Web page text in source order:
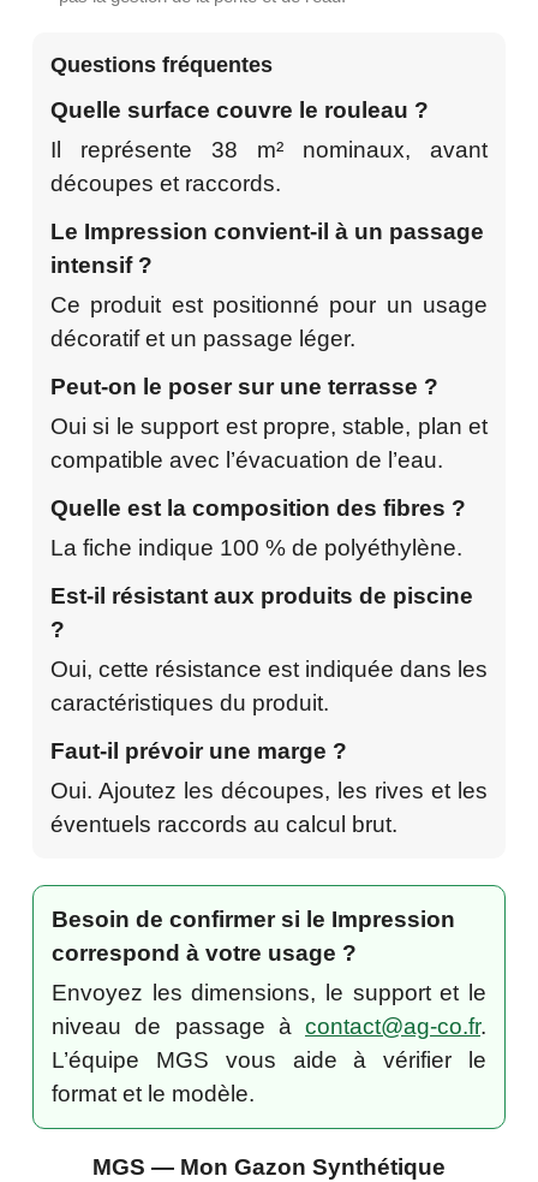
Questions fréquentes
Quelle surface couvre le rouleau ?
Il représente 38 m² nominaux, avant
découpes et raccords.
Le Impression convient-il à un passage
intensif ?
Ce produit est positionné pour un usage
décoratif et un passage léger.
Peut-on le poser sur une terrasse ?
Oui si le support est propre, stable, plan et
compatible avec l’évacuation de l’eau.
Quelle est la composition des fibres ?
La fiche indique 100 % de polyéthylène.
Est-il résistant aux produits de piscine
?
Oui, cette résistance est indiquée dans les
caractéristiques du produit.
Faut-il prévoir une marge ?
Oui. Ajoutez les découpes, les rives et les
éventuels raccords au calcul brut.
Besoin de confirmer si le Impression
correspond à votre usage ?
Envoyez les dimensions, le support et le
niveau de passage à contact@ag-co.fr.
L’équipe MGS vous aide à vérifier le
format et le modèle.
MGS — Mon Gazon Synthétique